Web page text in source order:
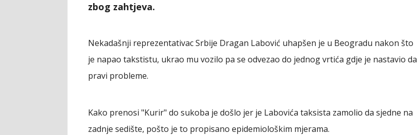
zbog zahtjeva.
Nekadašnji reprezentativac Srbije Dragan Labović uhapšen je u Beogradu nakon što
je napao takstistu, ukrao mu vozilo pa se odvezao do jednog vrtića gdje je nastavio da
pravi probleme.
Kako prenosi "Kurir" do sukoba je došlo jer je Labovića taksista zamolio da sjedne na
zadnje sedište, pošto je to propisano epidemiološkim mjerama.